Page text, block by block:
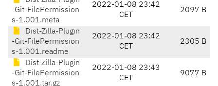
-Git-FilePermission
s-1.001.meta
2022-01-08 23:42
CET
2097 B
Dist-Zilla-Plugin
-Git-FilePermission
s-1.001.readme
2022-01-08 23:42
CET
2305 B
Dist-Zilla-Plugin
-Git-FilePermission
s-1.001.tar.gz
2022-01-08 23:43
CET
9077 B